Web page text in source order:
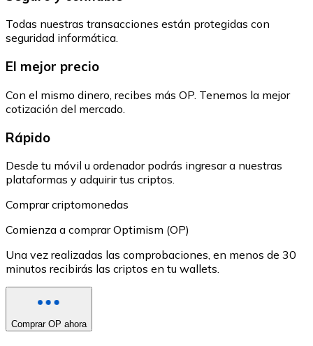
Todas nuestras transacciones están protegidas con
seguridad informática.
El mejor precio
Con el mismo dinero, recibes más OP. Tenemos la mejor
cotización del mercado.
Rápido
Desde tu móvil u ordenador podrás ingresar a nuestras
plataformas y adquirir tus criptos.
Comprar criptomonedas
Comienza a comprar Optimism (OP)
Una vez realizadas las comprobaciones, en menos de 30
minutos recibirás las criptos en tu wallets.
Comprar OP ahora